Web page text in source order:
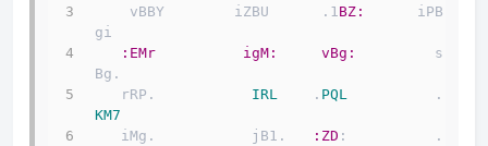
    vBBY        iZBU      .1
BZ:
      iPB
gi
:EMr
igM: vBg:
         s
Bg.
   rRP.
IRL
    .
PQL
          .
KM7
   iMg.           jB1.
:ZD :          .